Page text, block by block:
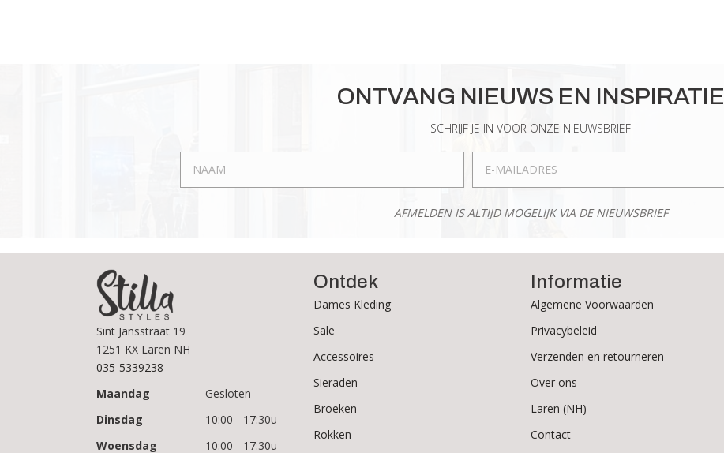
ONTVANG NIEUWS EN INSPIRATIE
SCHRIJF JE IN VOOR ONZE NIEUWSBRIEF
AFMELDEN IS ALTIJD MOGELIJK VIA DE NIEUWSBRIEF
Sint Jansstraat 19
1251 KX Laren NH
035-5339238
Maandag
Gesloten
Dinsdag
10:00 - 17:30u
Woensdag
10:00 - 17:30u
Ontdek
Dames Kleding
Sale
Accessoires
Sieraden
Broeken
Rokken
Informatie
Algemene Voorwaarden
Privacybeleid
Verzenden en retourneren
Over ons
Laren (NH)
Contact